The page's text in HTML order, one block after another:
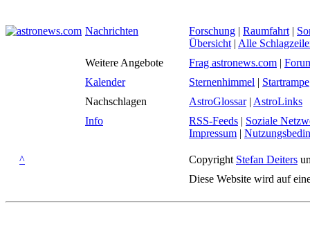
Nachrichten Forschung | Raumfahrt |
Übersicht | Alle
Weitere Angebote
Frag astronews.com |
Kalender
Sternenhimmel | Startrampe
Nachschlagen
AstroGlossar| AstroLinks
Info
RSS-Feeds | Soziale
Impressum |
^ Copyright Stefan Deiters
Diese Website wird auf